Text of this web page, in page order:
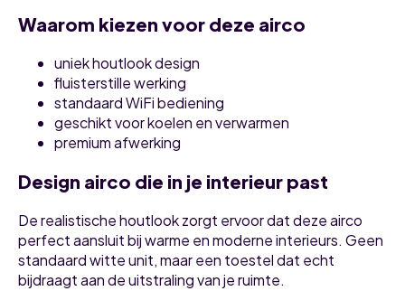
Waarom kiezen voor deze airco
uniek houtlook design
fluisterstille werking
standaard WiFi bediening
geschikt voor koelen en verwarmen
premium afwerking
Design airco die in je interieur past
De realistische houtlook zorgt ervoor dat deze airco
perfect aansluit bij warme en moderne interieurs. Geen
standaard witte unit, maar een toestel dat echt
bijdraagt aan de uitstraling van je ruimte.